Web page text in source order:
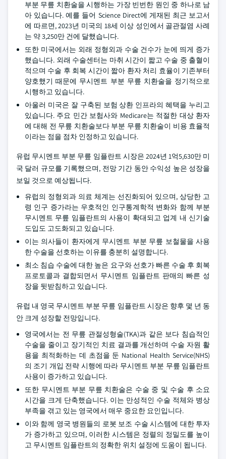
부분 무릎 치환술을 시행하는 가장 빈번한 원인 중 하나로 남
아 있습니다. 예를 들어 Science Direct에 게재된 최근 보고서
에 따르면, 2023년 미국의 18세 이상 성인에서 골관절염 사례
는 약 3,250만 건에 달했습니다.
또한 미국에서는 외래 정형외과 수술 건수가 눈에 띄게 증가
했습니다. 외래 수술센터는 마취 시간이 짧고 수술 중 출혈이
적으며 수술 후 회복 시간이 짧아 환자 처리 효율이 기존부터
양호했기 때문에 무시멘트 부분 무릎 치환술을 정기적으로
시행하고 있습니다.
아울러 미국은 잘 구축된 보험 상환 인프라의 혜택을 누리고
있습니다. 주요 민간 보험사와 Medicare는 적절한 대상 환자
에 대해 전 무릎 치환술보다 부분 무릎 치환술이 비용 효율적
이라는 점을 점차 인정하고 있습니다.
유럽 무시멘트 부분 무릎 임플란트 시장은 2024년 1억5,630만 미
국 달러 규모를 기록했으며, 전망 기간 동안 수익성 높은 성장을
보일 것으로 예상됩니다.
유럽의 정형외과 의료 체계는 선진화되어 있으며, 상당한 고
령 인구 증가라는 우호적인 인구통계학적 변화와 함께 부분
무시멘트 무릎 임플란트의 사용이 확대되고 업계 내 신기술
도입도 고도화되고 있습니다.
이는 의사들이 환자에게 무시멘트 부분 무릎 보철물을 사용
한 수술을 선호하는 이유를 충분히 설명합니다.
최소 침습 수술에 대한 높은 요구와 선호가 빠른 수술 후 회복
프로토콜과 결합되면서 무시멘트 임플란트 판매의 빠른 성
장을 뒷받침하고 있습니다.
유럽 내 영국 무시멘트 부분 무릎 임플란트 시장은 향후 몇 년 동
안 크게 성장할 전망입니다.
영국에서는 전 무릎 관절성형술(TKA)과 같은 보다 침습적인
수술을 줄이고 장기적인 치료 결과를 개선하며 수술 자원 활
용을 최적화하는 데 초점을 둔 National Health Service(NHS)
의 조기 개입 전략 시행에 따라 무시멘트 부분 무릎 임플란트
사용이 증가하고 있습니다.
또한 무시멘트 부분 무릎 치환술은 수술 중 및 수술 후 소요
시간을 크게 단축했습니다. 이는 만성적인 수술 적체와 병상
부족을 겪고 있는 영국에서 매우 중요한 요인입니다.
이와 함께 영국 병원들의 로봇 보조 수술 시스템에 대한 투자
가 증가하고 있으며, 이러한 시스템은 정렬의 정밀도를 높이
고 무시멘트 임플란트의 정확한 위치 설정에 도움이 됩니다.